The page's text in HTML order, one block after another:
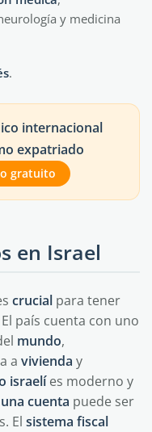
y medicina
.
internacional
expatriado
gratuito
en Israel
crucial para tener
El país cuenta con uno
mundo,
a vivienda y
israelíes moderno y
cuenta puede ser
El sistema fiscal